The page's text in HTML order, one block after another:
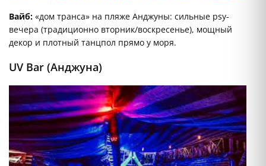
Вайб: «дом транса» на пляже Анджуны: сильные psy-
вечера (традиционно вторник/воскресенье), мощный
декор и плотный танцпол прямо у моря.
UV Bar (Анджуна)